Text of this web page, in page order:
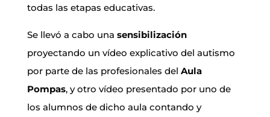
todas las etapas educativas.
Se llevó a cabo una sensibilización
proyectando un vídeo explicativo del autismo
por parte de las profesionales del Aula
Pompas, y otro vídeo presentado por uno de
los alumnos de dicho aula contando y